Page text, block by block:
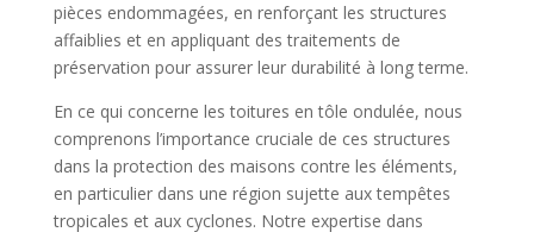
pièces endommagées, en renforçant les structures
affaiblies et en appliquant des traitements de
préservation pour assurer leur durabilité à long terme.
En ce qui concerne les toitures en tôle ondulée, nous
comprenons l’importance cruciale de ces structures
dans la protection des maisons contre les éléments,
en particulier dans une région sujette aux tempêtes
tropicales et aux cyclones. Notre expertise dans